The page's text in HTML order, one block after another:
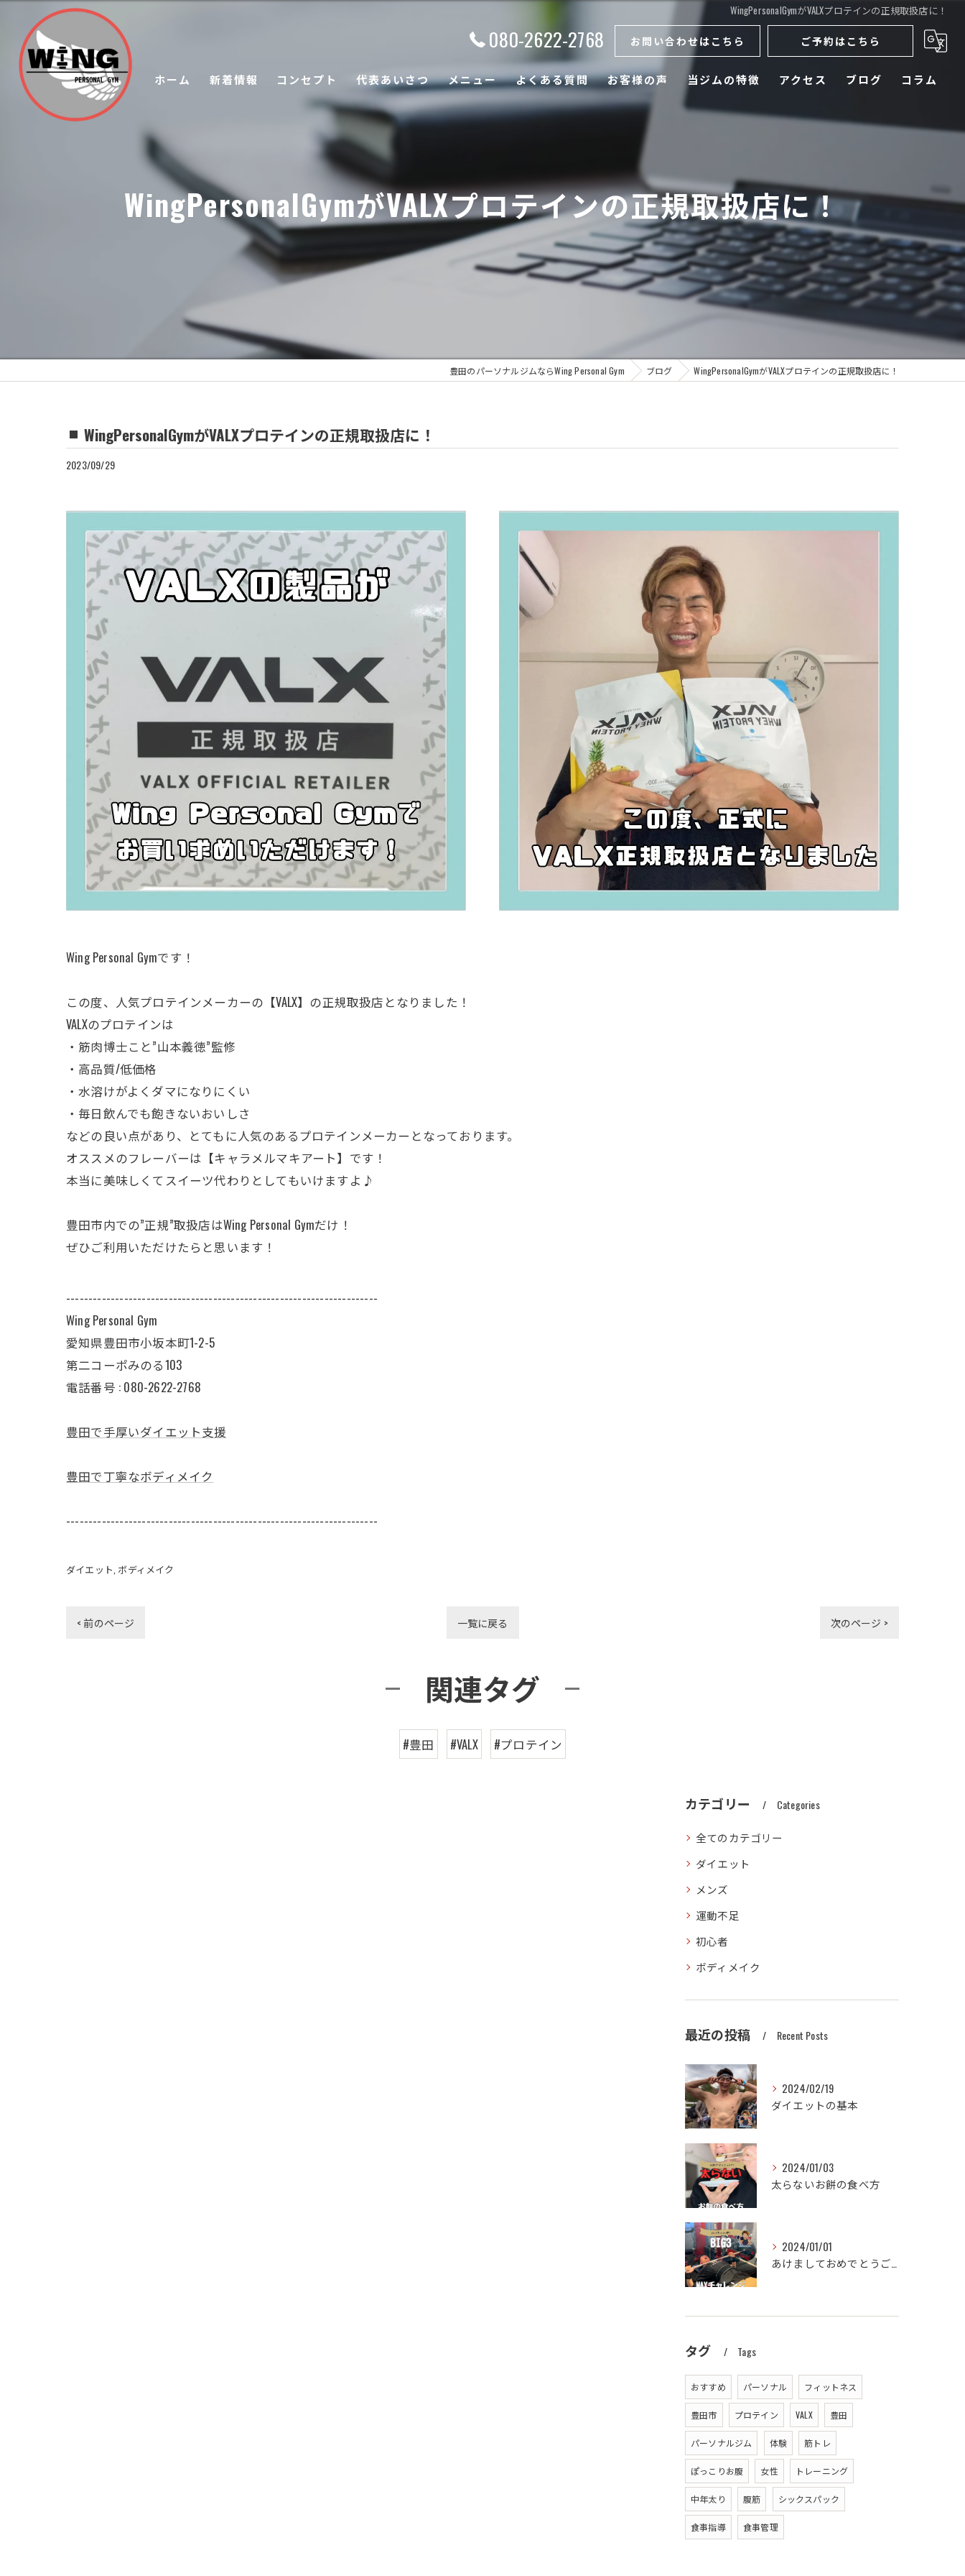
WingPersonalGymがVALXプロテインの正規取扱店に！
080-2622-2768 お問い合わせはこちら ご予約はこちら
ホーム 新着情報 コンセプト 代表あいさつ メニュー よくある質問 お客様の声 当ジムの特徴
運動不足
初心者
ボディメイク
アクセス ブログ コラム
WingPersonalGymがVALXプロテインの正規取扱店に！
豊田のパーソナルジムならWing Personal Gym ブログ WingPersonalGymがVALXプロテインの正規取扱店に！
WingPersonalGymがVALXプロテインの正規取扱店に！
2023/09/29
Wing Personal Gymです！
この度、人気プロテインメーカーの【VALX】の正規取扱店となりました！
VALXのプロテインは
・筋肉博士こと”山本義徳”監修
・高品質/低価格
・水溶けがよくダマになりにくい
・毎日飲んでも飽きないおいしさ
などの良い点があり、とてもに人気のあるプロテインメーカーとなっております。
オススメのフレーバーは【キャラメルマキアート】です！
本当に美味しくてスイーツ代わりとしてもいけますよ♪
豊田市内での”正規”取扱店はWing Personal Gymだけ！
ぜひご利用いただけたらと思います！
----------------------------------------------------------------------
Wing Personal Gym
愛知県豊田市小坂本町1-2-5
第二コーポみのる103
電話番号 : 080-2622-2768
豊田で手厚いダイエット支援
豊田で丁寧なボディメイク
----------------------------------------------------------------------
ダイエット ボディメイク
< 前のページ 一覧に戻る 次のページ >
関連タグ
#豊田 #VALX #プロテイン
カテゴリー Categories
全てのカテゴリー
ダイエット
メンズ
運動不足
初心者
ボディメイク
最近の投稿 Recent Posts
2024/02/19
ダイエットの基本
2024/01/03
太らないお餅の食べ方
2024/01/01
あけましておめでとうございます！！
タグ Tags
おすすめ パーソナル フィットネス
豊田市 プロテイン VALX 豊田
パーソナルジム 体験 筋トレ
ぽっこりお腹 女性 トレーニング
中年太り 腹筋 シックスパック
食事指導 食事管理